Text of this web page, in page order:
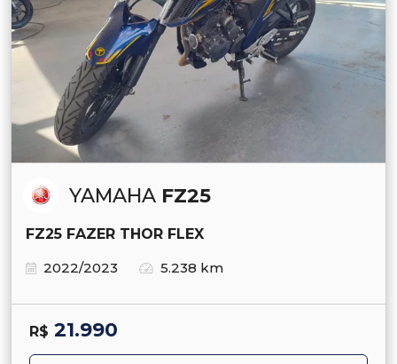
YAMAHA FZ25
FZ25 FAZER THOR FLEX
2022/2023
5.238 km
R$ 21.990